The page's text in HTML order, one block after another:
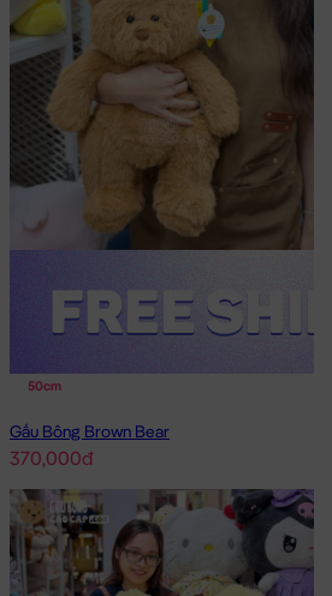
50cm
Gấu Bông Brown Bear
370,000đ